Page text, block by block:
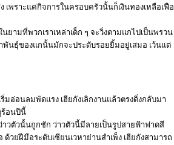
พราะแค่กิจการในครอบครัวนั้นก็เงินทองเหลือเฟือ
ามที่พวกเราเหล่าเด็ก ๆ จะวิ่งตามแกไปเป็นพรวน
นธุ์ของแกนั้นมักจะประดับรอยยิ้มอยู่เสมอ เว้นแต่
อ่อนลมพัดแรง เฮียกังเลิกงานแล้วตรงดิ่งกลับมา
ร้อนปีนี้
วตัวนั้นถูกชัก ว่าวตัวนี้มีลายเป็นรูปสายฟ้าฟาดสี
วยฝีมือระดับเซียนเวหาย่านสำเพ็ง เฮียกังสามารถ